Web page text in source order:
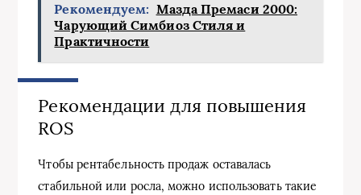
Рекомендуем: Мазда Премаси 2000:
Чарующий Симбиоз Стиля и
Практичности
Рекомендации для повышения
ROS
Чтобы рентабельность продаж оставалась
стабильной или росла, можно использовать такие